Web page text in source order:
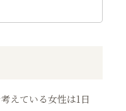
えている女性は1日